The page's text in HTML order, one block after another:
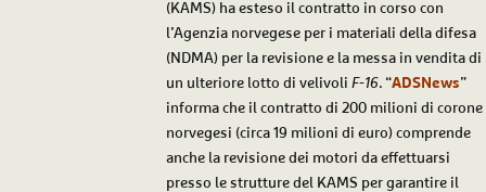
(KAMS) ha esteso il contratto in corso con
l’Agenzia norvegese per i materiali della difesa
(NDMA) per la revisione e la messa in vendita di
un ulteriore lotto di velivoli F-16. “ADSNews”
informa che il contratto di 200 milioni di corone
norvegesi (circa 19 milioni di euro) comprende
anche la revisione dei motori da effettuarsi
presso le strutture del KAMS per garantire il